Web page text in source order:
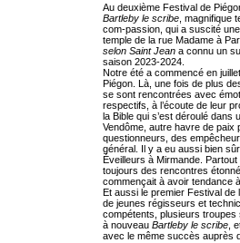
Au deuxième Festival de
Bartleby le scribe, magnifique
com-passion, qui a suscité
temple de la rue Madame à
selon Saint Jeana connu un
saison 2023-2024.
Notre été a commencé en
Piégon. Là, une fois de plus
se sont rencontrées avec
respectifs, à l’écoute de leur
la Bible qui s’est déroulé
Vendôme, autre havre de
questionneurs, des
général. Il y a eu aussi bien
Éveilleurs à Mirmande.
toujours des rencontres
commençait à avoir tendance à
Et aussi le premier Festival de
de jeunes régisseurs et
compétents, plusieurs
à nouveau Bartleby le scribe,
avec le même succès auprès